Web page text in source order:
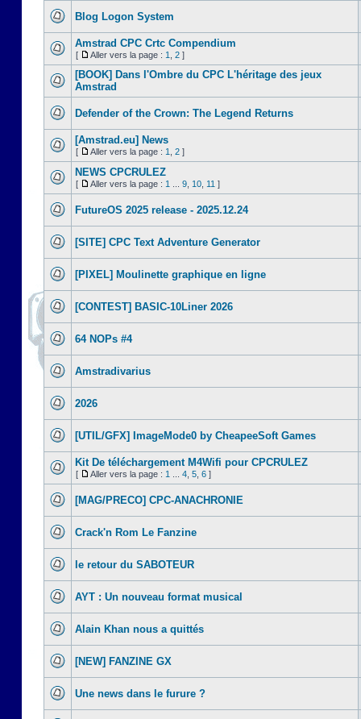
Blog Logon System
Amstrad CPC Crtc Compendium
[ Aller vers la page : 1 2 ]
[BOOK] Dans l'Ombre du CPC L'héritage des jeux
Amstrad
Defender of the Crown: The Legend Returns
[Amstrad.eu] News
[ Aller vers la page : 1 2 ]
NEWS CPCRULEZ
[ Aller vers la page : 1 9 10 11 ]
FutureOS 2025 release - 2025.12.24
[SITE] CPC Text Adventure Generator
[PIXEL] Moulinette graphique en ligne
[CONTEST] BASIC-10Liner 2026
64 NOPs #4
Amstradivarius
2026
[UTIL/GFX] ImageMode0 by CheapeeSoft Games
Kit De téléchargement M4Wifi pour CPCRULEZ
[ Aller vers la page : 1 4 5 6 ]
[MAG/PRECO] CPC-ANACHRONIE
Crack'n Rom Le Fanzine
le retour du SABOTEUR
AYT : Un nouveau format musical
Alain Khan nous a quittés
[NEW] FANZINE GX
Une news dans le furure ?